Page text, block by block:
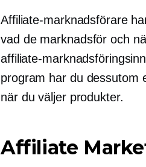
Affiliate-marknadsförare
vad de marknadsför och
affiliate-
program har du dessutom
när du väljer produkter.
Affiliate